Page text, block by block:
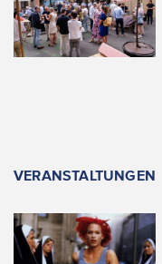
VERANSTALTUNGEN